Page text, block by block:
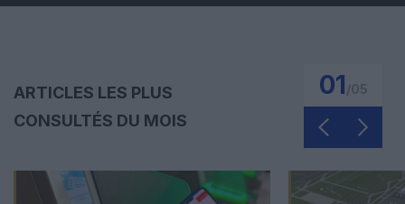
ARTICLES LES PLUS
CONSULTÉS DU MOIS
01